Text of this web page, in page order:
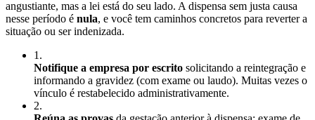
angustiante, mas a lei está do seu lado. A dispensa sem justa causa
nesse período é nula, e você tem caminhos concretos para reverter a
situação ou ser indenizada.
1 .
Notifique a empresa por escrito solicitando a reintegração e
informando a gravidez (com exame ou laudo). Muitas vezes o
vínculo é restabelecido administrativamente.
2.